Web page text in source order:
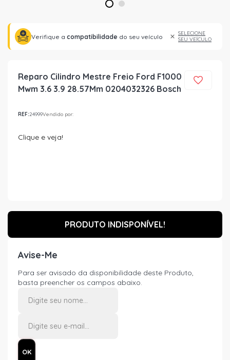
1 2
Verifique a compatibilidade do seu veículo
SELECIONE
SEU VEÍCULO
Reparo Cilindro Mestre Freio Ford F1000
Mwm 3.6 3.9 28.57Mm 0204032326 Bosch
REF:24999Vendido por:
Clique e veja!
PRODUTO INDISPONÍVEL!
Avise-Me
Para ser avisado da disponibilidade deste Produto,
basta preencher os campos abaixo.